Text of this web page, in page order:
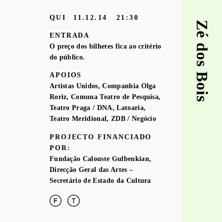
Zé dos Bois
QUI 11.12.14 21:30
ENTRADA
O preço dos bilhetes fica ao critério
do público.
APOIOS
Artistas Unidos, Companhia Olga
Roriz, Comuna Teatro de Pesquisa,
Teatro Praga / DNA, Latoaria,
Teatro Meridional, ZDB / Negócio
PROJECTO FINANCIADO
POR:
Fundação Calouste Gulbenkian,
Direcção Geral das Artes –
Secretário de Estado da Cultura